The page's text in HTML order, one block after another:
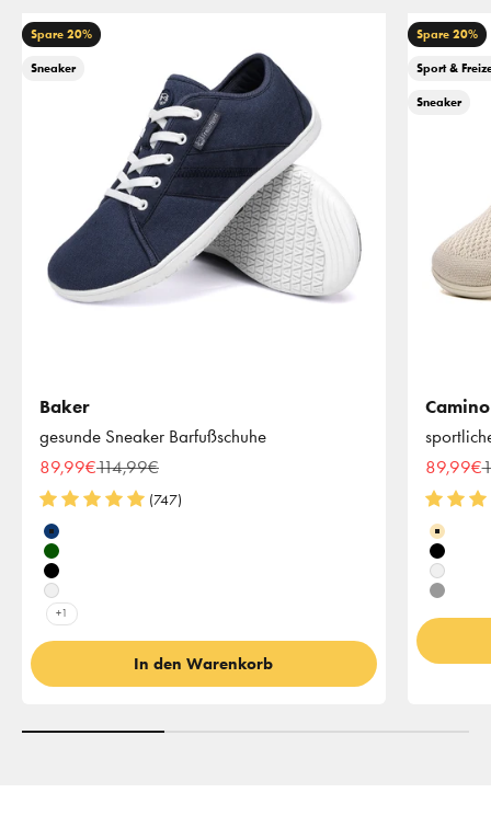
Spare 20%
Sneaker
Baker
gesunde Sneaker Barfußschuhe
Angebot
89,99€Regulärer Preis
114,99€
(747)
Farbe
Blau
Khaki
Schwarz
Weiß
+1
In den Warenkorb
Spare 20%
Sport &
Sneaker
Camino
Angebot
89,99€
Farbe
Beige
Weiß
Grau